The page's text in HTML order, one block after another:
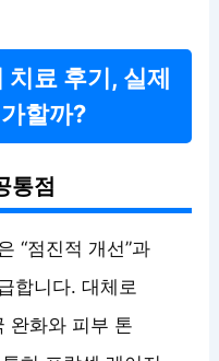
료 후기, 실제
할까?
통점
“점진적 개선”과
합니다. 대체로
완화와 피부 톤